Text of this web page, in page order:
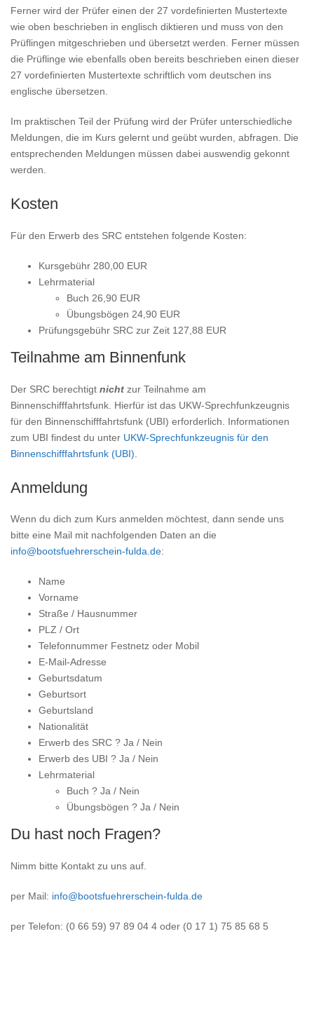
Ferner wird der Prüfer einen der 27 vordefinierten Mustertexte
wie oben beschrieben in englisch diktieren und muss von den
Prüflingen mitgeschrieben und übersetzt werden. Ferner müssen
die Prüflinge wie ebenfalls oben bereits beschrieben einen dieser
27 vordefinierten Mustertexte schriftlich vom deutschen ins
englische übersetzen.
Im praktischen Teil der Prüfung wird der Prüfer unterschiedliche
Meldungen, die im Kurs gelernt und geübt wurden, abfragen. Die
entsprechenden Meldungen müssen dabei auswendig gekonnt
werden.
Kosten
Für den Erwerb des SRC entstehen folgende Kosten:
Kursgebühr 280,00 EUR
Lehrmaterial
Buch 26,90 EUR
Übungsbögen 24,90 EUR
Prüfungsgebühr SRC zur Zeit 127,88 EUR
Teilnahme am Binnenfunk
Der SRC berechtigt nicht zur Teilnahme am
Binnenschifffahrtsfunk. Hierfür ist das UKW-Sprechfunkzeugnis
für den Binnenschifffahrtsfunk (UBI) erforderlich. Informationen
zum UBI findest du unter UKW-Sprechfunkzeugnis für den
Binnenschifffahrtsfunk (UBI)
Anmeldung
Wenn du dich zum Kurs anmelden möchtest, dann sende uns
bitte eine Mail mit nachfolgenden Daten an die
info@bootsfuehrerschein-fulda.de:
Name
Vorname
Straße / Hausnummer
PLZ / Ort
Telefonnummer Festnetz oder Mobil
E-Mail-Adresse
Geburtsdatum
Geburtsort
Geburtsland
Nationalität
Erwerb des SRC ? Ja / Nein
Erwerb des UBI ? Ja / Nein
Lehrmaterial
Buch ? Ja / Nein
Übungsbögen ? Ja / Nein
Du hast noch Fragen?
Nimm bitte Kontakt zu uns auf.
per Mail: info@bootsfuehrerschein-fulda.de
per Telefon: (0 66 59) 97 89 04 4 oder (0 17 1) 75 85 68 5